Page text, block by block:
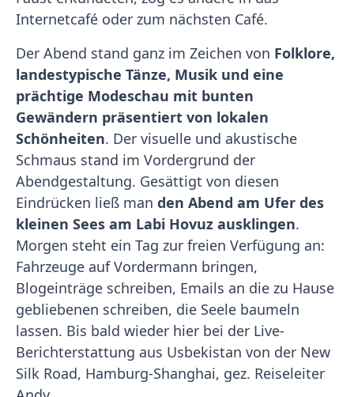
Internetcafé oder zum nächsten Café.
Der Abend stand ganz im Zeichen von Folklore,
landestypische Tänze, Musik und eine
prächtige Modeschau mit bunten
Gewändern präsentiert von lokalen
Schönheiten. Der visuelle und akustische
Schmaus stand im Vordergrund der
Abendgestaltung. Gesättigt von diesen
Eindrücken ließ man den Abend am Ufer des
kleinen Sees am Labi Hovuz ausklingen.
Morgen steht ein Tag zur freien Verfügung an:
Fahrzeuge auf Vordermann bringen,
Blogeinträge schreiben, Emails an die zu Hause
gebliebenen schreiben, die Seele baumeln
lassen. Bis bald wieder hier bei der Live-
Berichterstattung aus Usbekistan von der New
Silk Road, Hamburg-Shanghai, gez. Reiseleiter